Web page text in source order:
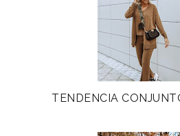
TENDENCIA